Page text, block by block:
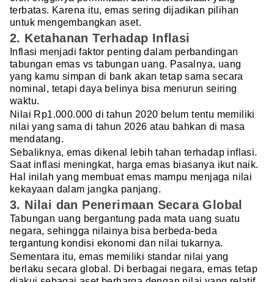
terbatas. Karena itu, emas sering dijadikan pilihan
untuk mengembangkan aset.
2. Ketahanan Terhadap Inflasi
Inflasi menjadi faktor penting dalam perbandingan
tabungan emas vs tabungan uang. Pasalnya, uang
yang kamu simpan di bank akan tetap sama secara
nominal, tetapi daya belinya bisa menurun seiring
waktu.
Nilai Rp1.000.000 di tahun 2020 belum tentu memiliki
nilai yang sama di tahun 2026 atau bahkan di masa
mendatang.
Sebaliknya, emas dikenal lebih tahan terhadap inflasi.
Saat inflasi meningkat, harga emas biasanya ikut naik.
Hal inilah yang membuat emas mampu menjaga nilai
kekayaan dalam jangka panjang.
3. Nilai dan Penerimaan Secara Global
Tabungan uang bergantung pada mata uang suatu
negara, sehingga nilainya bisa berbeda-beda
tergantung kondisi ekonomi dan nilai tukarnya.
Sementara itu, emas memiliki standar nilai yang
berlaku secara global. Di berbagai negara, emas tetap